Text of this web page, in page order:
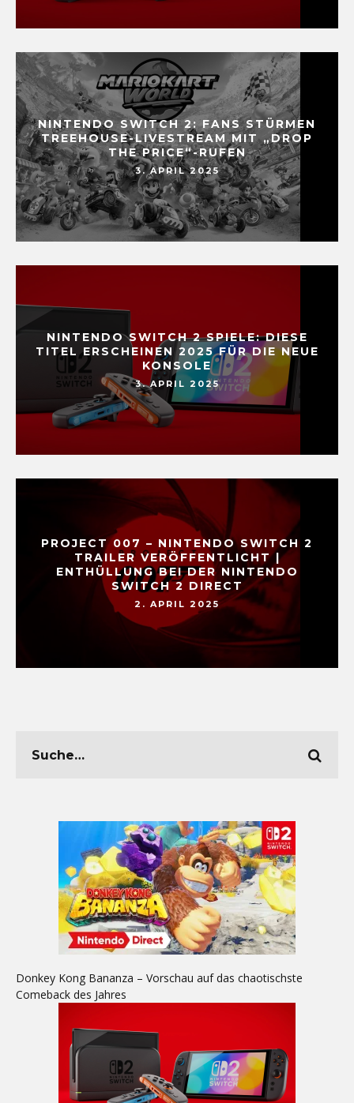
NINTENDO SWITCH 2: FANS STÜRMEN
TREEHOUSE-LIVESTREAM MIT „DROP
THE PRICE“-RUFEN
3. APRIL 2025
NINTENDO SWITCH 2 SPIELE: DIESE
TITEL ERSCHEINEN 2025 FÜR DIE NEUE
KONSOLE
3. APRIL 2025
PROJECT 007 – NINTENDO SWITCH 2
TRAILER VERÖFFENTLICHT |
ENTHÜLLUNG BEI DER NINTENDO
SWITCH 2 DIRECT
2. APRIL 2025
Donkey Kong Bananza – Vorschau auf das chaotischste
Comeback des Jahres